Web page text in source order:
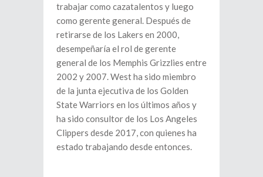
trabajar como cazatalentos y luego
como gerente general. Después de
retirarse de los Lakers en 2000,
desempeñaría el rol de gerente
general de los Memphis Grizzlies entre
2002 y 2007. West ha sido miembro
de la junta ejecutiva de los Golden
State Warriors en los últimos años y
ha sido consultor de los Los Angeles
Clippers desde 2017, con quienes ha
estado trabajando desde entonces.